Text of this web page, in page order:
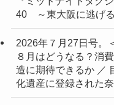
40 ～東大阪に逃げ
2026年７月27日号。
８月はどうなる？消
造に期待できるか ／
化遺産に登録された